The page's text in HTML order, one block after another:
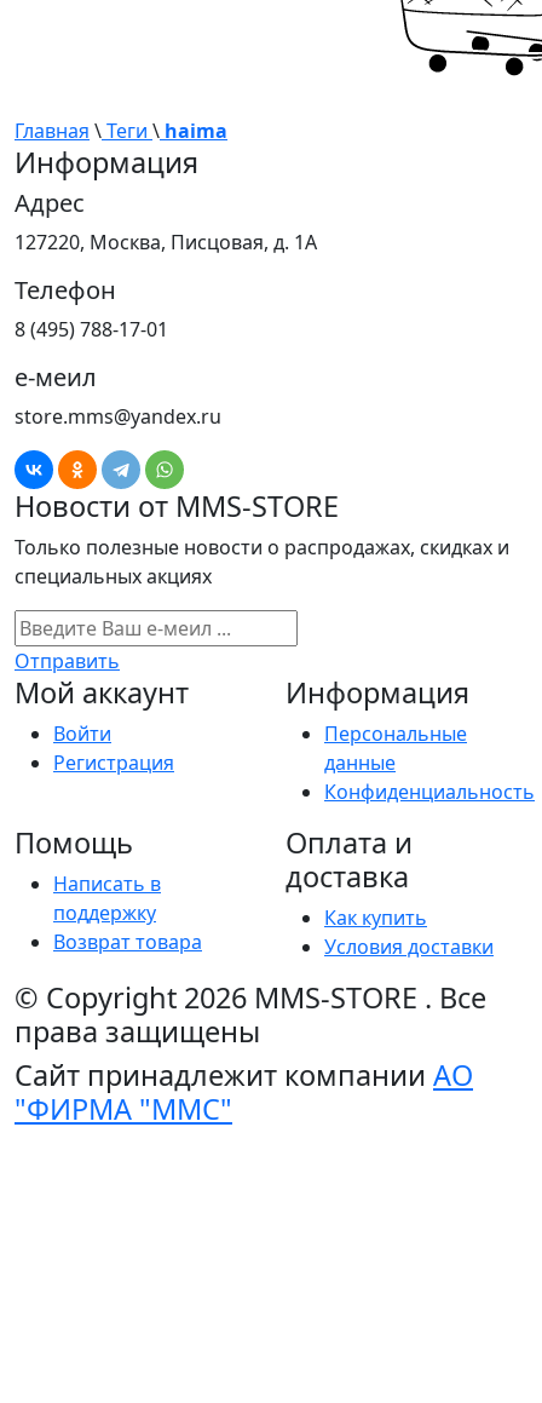
Главная \Теги \ haima
Информация
Адрес
127220, Москва, Писцовая, д. 1А
Телефон
8 (495) 788-17-01
е-меил
store.mms@yandex.ru
Новости от MMS-STORE
Только полезные новости о распродажах, скидках и
специальных акциях
Отправить
Мой аккаунт
Войти
Регистрация
Информация
Персональные
данные
Конфиденциальность
Помощь
Написать в
поддержку
Возврат товара
Оплата и
доставка
Как купить
Условия доставки
© Copyright 2026 MMS-STORE . Все
права защищены
Сайт принадлежит компании АО
"ФИРМА "ММС"